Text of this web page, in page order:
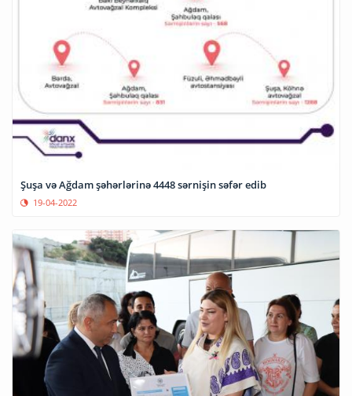
Şuşa və Ağdam şəhərlərinə 4448 sərnişin səfər edib
19-04-2022